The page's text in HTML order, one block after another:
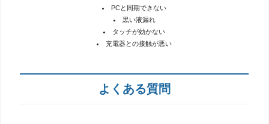
PCと同期できない
黒い液漏れ
タッチが効かない
充電器との接触が悪い
よくある質問